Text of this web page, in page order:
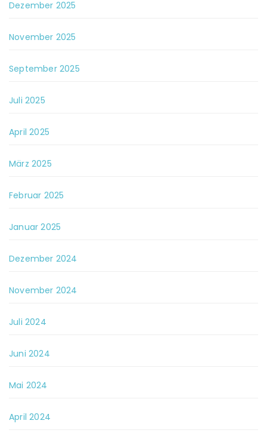
Dezember 2025
November 2025
September 2025
Juli 2025
April 2025
März 2025
Februar 2025
Januar 2025
Dezember 2024
November 2024
Juli 2024
Juni 2024
Mai 2024
April 2024